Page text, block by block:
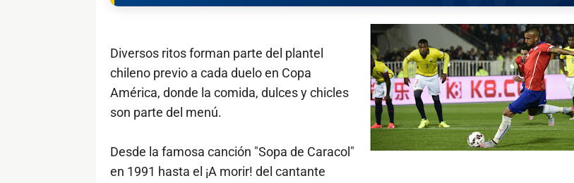
Diversos ritos forman parte del plantel
chileno previo a cada duelo en Copa
América, donde la comida, dulces y chicles
son parte del menú.
Desde la famosa canción "Sopa de Caracol"
en 1991 hasta el ¡A morir! del cantante